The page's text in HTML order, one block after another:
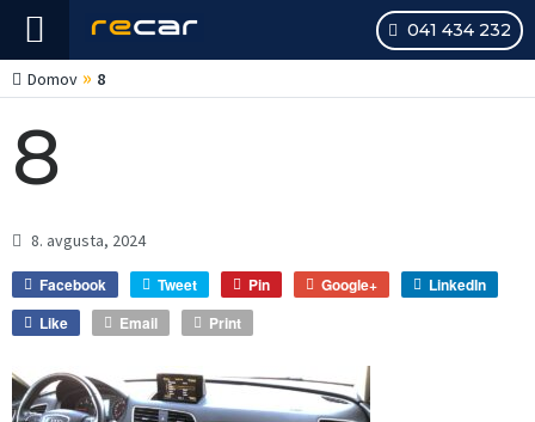
041 434 232
Domov » 8
8
8. avgusta, 2024
Facebook Tweet Pin Google+
LinkedIn
Like
Email Print